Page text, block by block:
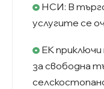
НСИ: В
услугите се
ЕК
за свободна